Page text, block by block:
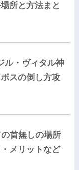
所と方法まと
ル・ヴィタル神
スの倒し方攻
の首無しの場所
メリットなど